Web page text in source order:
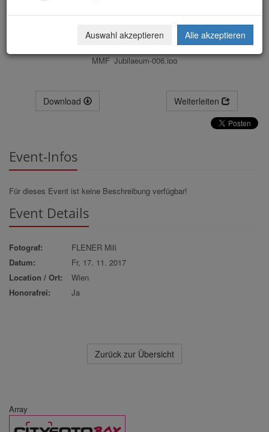
MMF_Jubilaeum-006.jpg
Download Weiterleiten
Event-Infos
Für dieses Event ist keine Beschreibung verfügbar!
Event Details
Fotograf:
FLENER Mili
Datum:
Fr, 17. 11. 2017
Location / Ort:
Wien
Honorafrei:
Ja
Zurück zur Übersicht
Array
Auswahl akzeptieren Alle akzeptieren